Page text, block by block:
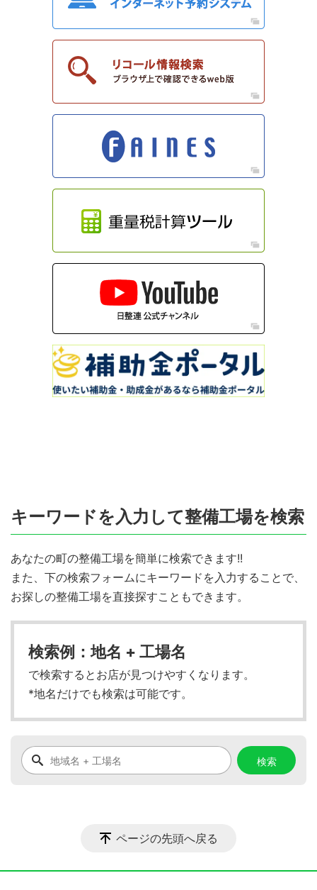
キーワードを入力して整備工場を検索
あなたの町の整備工場を簡単に検索できます!!
また、下の検索フォームにキーワードを入力することで、
お探しの整備工場を直接探すこともできます。
検索例：地名 + 工場名
で検索するとお店が見つけやすくなります。
*地名だけでも検索は可能です。
ページの先頭へ戻る